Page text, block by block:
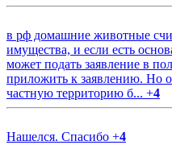
в рф домашние животные
имущества, и если есть
может подать заявление в
приложить к заявлению. Но
частную территорию б... +4
Нашелся. Спасибо +4